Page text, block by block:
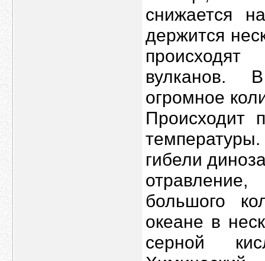
снижается
держится
вулканов.
огромное
Происходит
гибели
большого
океане в
серной